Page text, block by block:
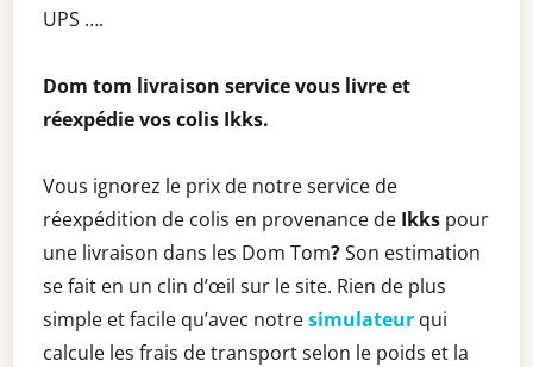
UPS ….
Dom tom livraison service vous livre et
réexpédie vos colis Ikks.
Vous ignorez le prix de notre service de
réexpédition de colis en provenance de Ikks pour
une livraison dans les Dom Tom?Son estimation
se fait en un clin d’œil sur le site. Rien de plus
simple et facile qu’avec notresimulateur qui
calcule les frais de transport selon le poids et la